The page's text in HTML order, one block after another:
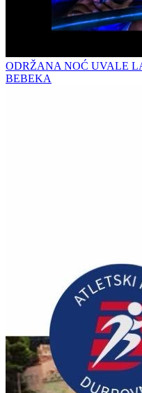
ODRŽANA NOĆ UVALE
BEBEKA